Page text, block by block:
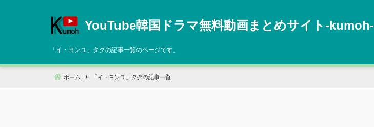
へ
動
YouTube韓国ドラマ無料動画まとめサイト‐kumoh‐
「 イ・ヨンユ 」タグの記事一覧のページです。
ホーム 「 イ・ヨンユ 」タグの記事一覧